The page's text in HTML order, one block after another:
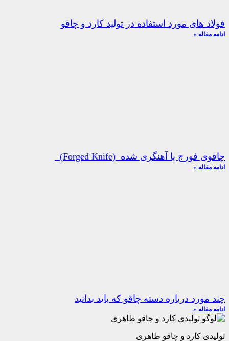
فولاد های مورد استفاده در تولید کارد و چاقو
ادامه مقاله »
چاقوی فورج یا آهنگری شده (Forged Knife)
ادامه مقاله »
چند مورد درباره دسته چاقو که باید بدانید
ادامه مقاله »
تولیدی کارد و چاقو طاهری